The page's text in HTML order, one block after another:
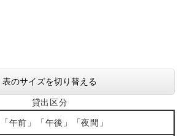
表のサイズを切り替える
貸出区分
「午前」「午後」「夜間」